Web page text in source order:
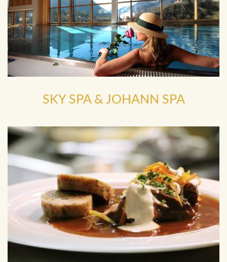
SKY SPA& JOHANN SPA